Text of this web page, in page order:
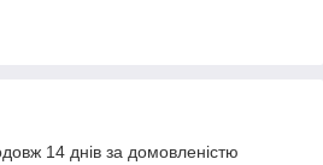
14 днів за домовленістю